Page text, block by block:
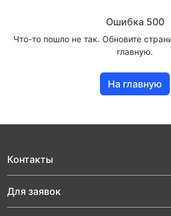
Ошибка 500
Что-то пошло не так. Обновите
главную.
На главную
Контакты
Для заявок